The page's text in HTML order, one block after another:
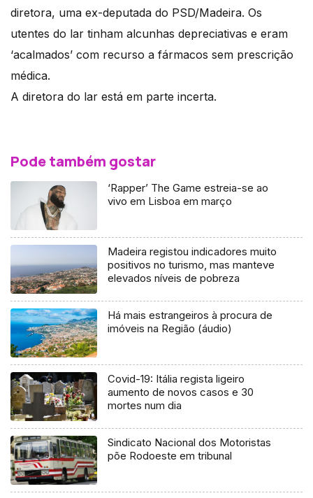
diretora, uma ex-deputada do PSD/Madeira. Os
utentes do lar tinham alcunhas depreciativas e eram
‘acalmados’ com recurso a fármacos sem prescrição
médica.
A diretora do lar está em parte incerta.
Pode também gostar
‘Rapper’ The Game estreia-se ao
vivo em Lisboa em março
Madeira registou indicadores muito
positivos no turismo, mas manteve
elevados níveis de pobreza
Há mais estrangeiros à procura de
imóveis na Região (áudio)
Covid-19: Itália regista ligeiro
aumento de novos casos e 30
mortes num dia
Sindicato Nacional dos Motoristas
põe Rodoeste em tribunal